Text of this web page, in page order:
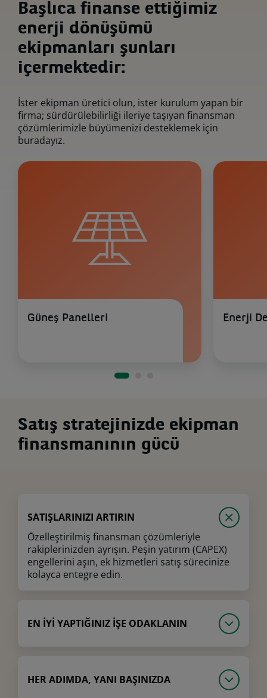
Başlıca finanse ettiğimiz
enerji dönüşümü
ekipmanları şunları
içermektedir:
İster ekipman üretici olun, ister kurulum yapan bir
firma; sürdürülebilirliği ileriye taşıyan finansman
çözümlerimizle büyümenizi desteklemek için
buradayız.
Güneş Panelleri Enerji
Satış stratejinizde ekipman
finansmanının gücü
SATIŞLARINIZI ARTIRIN
Özelleştirilmiş finansman çözümleriyle
rakiplerinizden ayrışın. Peşin yatırım (CAPEX)
engellerini aşın, ek hizmetleri satış sürecinize
kolayca entegre edin.
EN İYİ YAPTIĞINIZ İŞE ODAKLANIN
HER ADIMDA, YANI BAŞINIZDA